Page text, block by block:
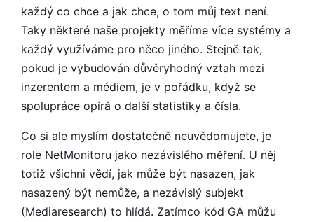
každý co chce a jak chce, o tom můj text není.
Taky některé naše projekty měříme více systémy a
každý využíváme pro něco jiného. Stejně tak,
pokud je vybudován důvěryhodný vztah mezi
inzerentem a médiem, je v pořádku, když se
spolupráce opírá o další statistiky a čísla.
Co si ale myslím dostatečně neuvědomujete, je
role NetMonitoru jako nezávislého měření. U něj
totiž všichni vědí, jak může být nasazen, jak
nasazený být nemůže, a nezávislý subjekt
(Mediaresearch) to hlídá. Zatímco kód GA můžu